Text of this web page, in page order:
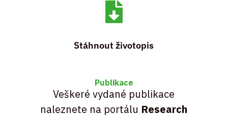

Stáhnout životopis
Publikace
Veškeré vydané publikace
naleznete na portálu Research